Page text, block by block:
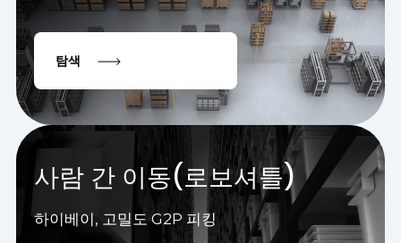
탐색
사람 간 이동(로보셔틀)
하이베이, 고밀도 G2P 피킹